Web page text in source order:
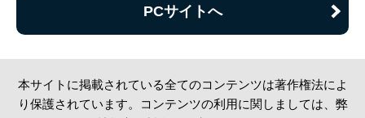
PCサイトへ
本サイトに掲載されている全てのコンテンツは著作権法によ
り保護されています。コンテンツの利用に関しましては、弊